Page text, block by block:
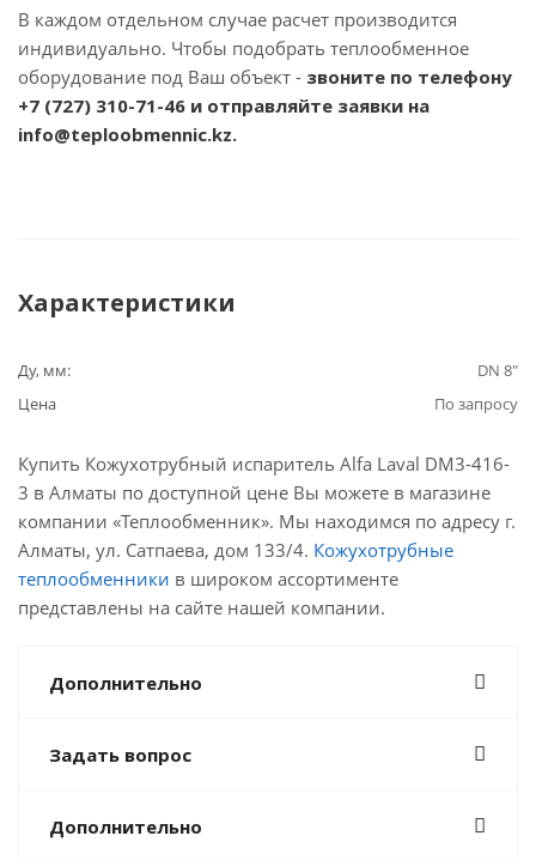
В каждом отдельном случае расчет производится
индивидуально. Чтобы подобрать теплообменное
оборудование под Ваш объект - звоните по телефону
+7 (727) 310-71-46 и отправляйте заявки на
info@teploobmennic.kz.
Характеристики
Ду, мм:
DN 8"
Цена
По запросу
Купить Кожухотрубный испаритель Alfa Laval DM3-416-
3 в Алматы по доступной цене Вы можете в магазине
компании «Теплообменник». Мы находимся по адресу г.
Алматы, ул. Сатпаева, дом 133/4. Кожухотрубные
теплообменники в широком ассортименте
представлены на сайте нашей компании.
Дополнительно
Задать вопрос
Дополнительно